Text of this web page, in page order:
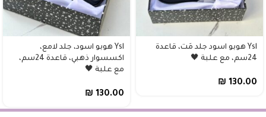
Ysl هوبو اسود جلد مَت، قاعدة
24سم، مع علبة 🖤
₪ 130.00
Ysl هوبو اسود، جلد لامع،
اكسسوار ذهبي، قاعدة 24سم،
مع علبة 🖤
₪ 130.00